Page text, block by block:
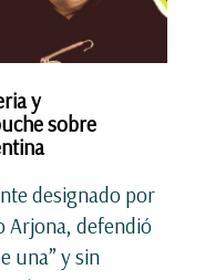
y
sobre
designado por
Arjona, defendió
una” y sin